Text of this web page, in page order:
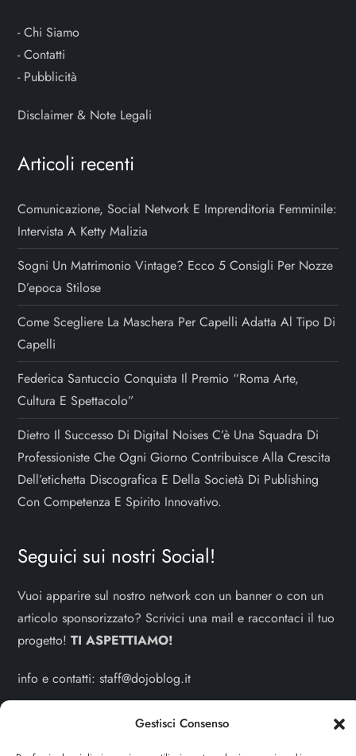
Gestisci Consenso
-Chi Siamo
-Contatti
- Pubblicità
Disclaimer & Note Legali
Articoli recenti
Comunicazione, Social Network E Imprenditoria Femminile:
Intervista A Ketty Malizia
Sogni Un Matrimonio Vintage? Ecco 5 Consigli Per Nozze
D’epoca Stilose
Come Scegliere La Maschera Per Capelli Adatta Al Tipo Di
Capelli
Federica Santuccio Conquista Il Premio “Roma Arte,
Cultura E Spettacolo”
Dietro Il Successo Di Digital Noises C’è Una Squadra Di
Professioniste Che Ogni Giorno Contribuisce Alla Crescita
Dell’etichetta Discografica E Della Società Di Publishing
Con Competenza E Spirito Innovativo.
Seguici sui nostri Social!
Vuoi apparire sul nostro network con un banner o con un
articolo sponsorizzato? Scrivici una mail e raccontaci il tuo
progetto!TI ASPETTIAMO!
info e contatti:staff@dojoblog.it
dojodonna.it è un progetto facente parte del network